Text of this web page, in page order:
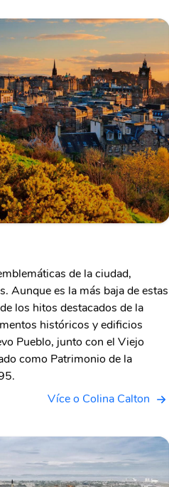
de la ciudad,
Aunque es la más baja de estas
los hitos destacados de la
históricos y edificios
Pueblo, junto con el Viejo
como Patrimonio de la
Více o Colina Calton